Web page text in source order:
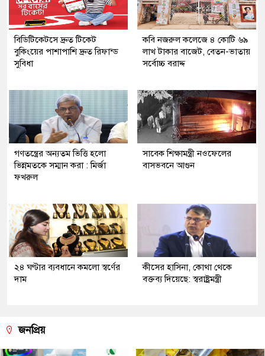
বিডিটিকেটসে দ্রুত টিকেট
বুকিংয়ের পাশাপাশি দ্রুত রিফান্ড
সুবিধা
কবি নজরুল কলেজে ৪ কোটি ৬৯
লাখ টাকার বাজেট, বেতন-ভাতায়
সর্বোচ্চ বরাদ্দ
গণতন্ত্রের অন্যতম ভিত্তি হলো
ভিন্নমতকে সম্মান করা : মির্জা
ফখরুল
সাবেক শিক্ষামন্ত্রী নওফেলের
বাসভবনে আগুন
২৪ ঘণ্টার ব্যবধানে কমলো স্বর্ণের
দাম
কীসের হাসিনা, কোথা থেকে
বক্তব্য দিয়েছে: স্বরাষ্ট্রমন্ত্রী
জনপ্রিয়